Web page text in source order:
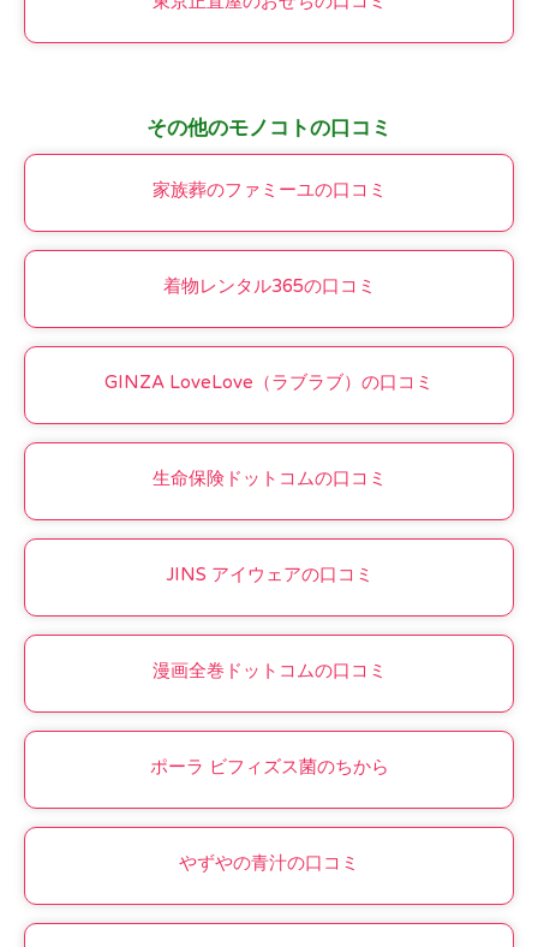
その他のモノコトの口コミ
家族葬のファミーユの口コミ
着物レンタル365の口コミ
GINZA LoveLove（ラブラブ）の口コミ
生命保険ドットコムの口コミ
JINS アイウェアの口コミ
漫画全巻ドットコムの口コミ
ポーラ ビフィズス菌のちから
やずやの青汁の口コミ